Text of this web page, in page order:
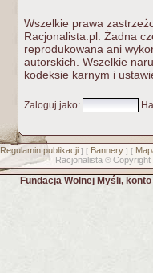
Wszelkie prawa
Racjonalista.pl. Żadna
reprodukowana ani
autorskich. Wszelkie
kodeksie karnym i
Zaloguj jako:
Regulamin publikacji] [ Bannery] [
Racjonalista © Copyright
Fundacja Wolnej Myśli,